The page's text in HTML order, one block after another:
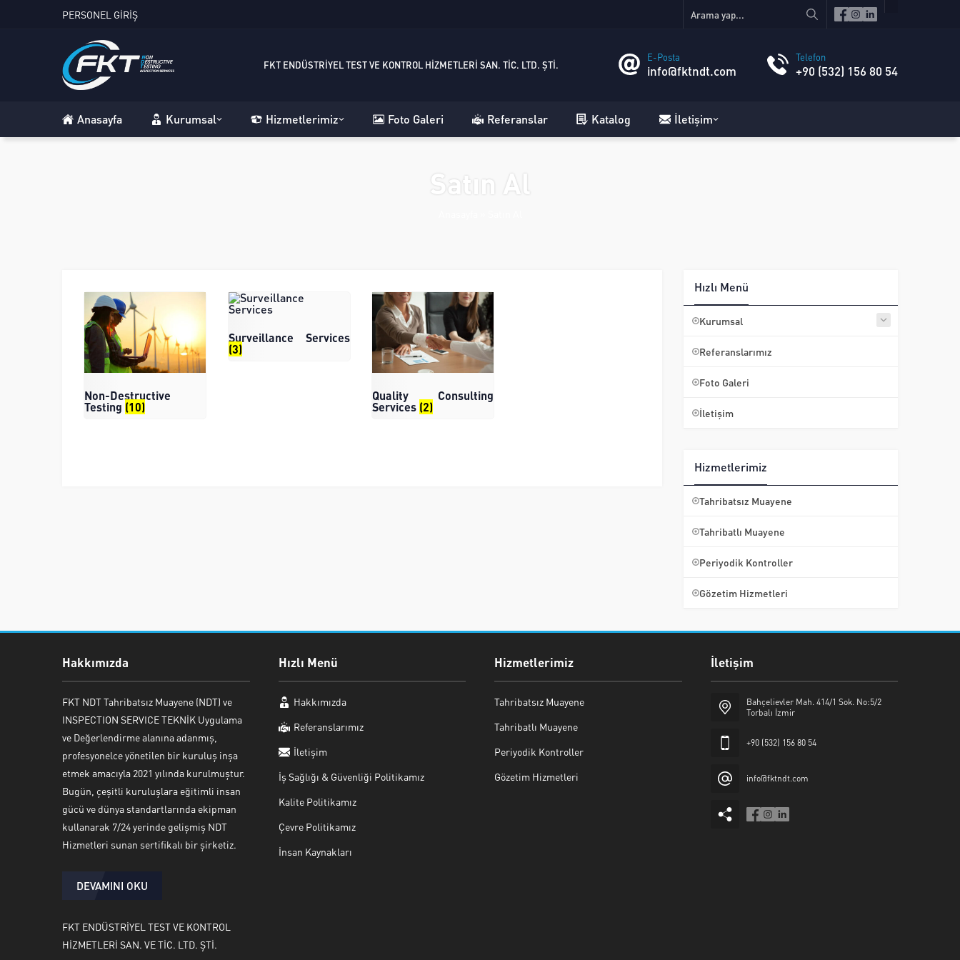
PERSONEL GİRİŞ
FKT ENDÜSTRIYEL TEST VE KONTROL HIZMETLERI SAN. TIC. LTD. ŞTI.
E-Posta
info@fktndt.com
Telefon
+90 (532) 156 80 54
Anasayfa Kurumsal Hizmetlerimiz Foto Galeri Referanslar Katalog İletişim
Satın Al
Non-Destructive
Testing (10)
Surveillance Services
(3)
Quality Consulting
Services (2)
Hızlı Menü
Kurumsal
Referanslarımız
Foto Galeri
İletişim
Hizmetlerimiz
Tahribatsız Muayene
Tahribatlı Muayene
Periyodik Kontroller
Gözetim Hizmetleri
Hakkımızda
FKT NDT Tahribatsız Muayene (NDT) ve
INSPECTION SERVICE TEKNİK Uygulama
ve Değerlendirme alanına adanmış,
profesyonelce yönetilen bir kuruluş inşa
etmek amacıyla 2021 yılında kurulmuştur.
Bugün, çeşitli kuruluşlara eğitimli insan
gücü ve dünya standartlarında ekipman
kullanarak 7/24 yerinde gelişmiş NDT
Hizmetleri sunan sertifikalı bir şirketiz.
DEVAMINI OKU
FKT ENDÜSTRİYEL TEST VE KONTROL
HİZMETLERİ SAN. VE TİC. LTD. ŞTİ.
Hızlı Menü
Hakkımızda
Referanslarımız
İletişim
İş Sağlığı & Güvenliği Politikamız
Kalite Politikamız
Çevre Politikamız
İnsan Kaynakları
Hizmetlerimiz
Tahribatsız Muayene
Tahribatlı Muayene
Periyodik Kontroller
Gözetim Hizmetleri
İletişim
Bahçelievler Mah. 414/1 Sok. No:5/2
Torbalı İzmir
+90 (532) 156 80 54
info@fktndt.com